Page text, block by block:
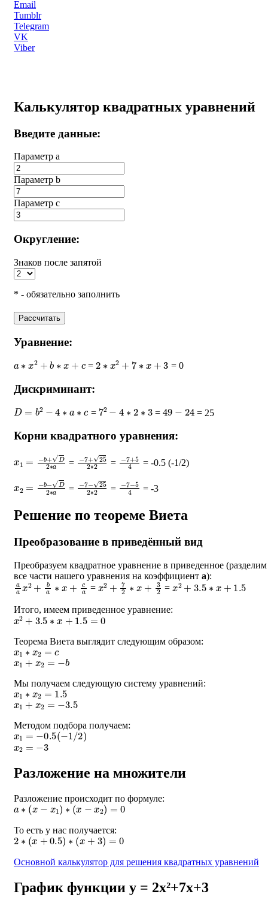
Email
Tumblr
Telegram
VK
Viber
Калькулятор квадратных уравнений
Введите данные:
Параметр a
Параметр b
Параметр с
Округление:
Знаков после запятой
* - обязательно заполнить
Рассчитать
Уравнение:
2 b ∗ = 2 2 + ∗ = 0
Дискриминант:
D= 2− a = 72 ∗ 2∗ = 49 24 = 25
Корни квадратного уравнения:
+ D2∗ = 7+ 252 = 7 +5 = -0.5 (-1/2)
b−D2∗ = −7−252 2
= −7−5 = -3
Решение по теореме Виета
Преобразование в приведённый вид
Преобразуем квадратное уравнение в приведенное (разделим
все части нашего уравнения на коэффициент a):
aax2+ba∗x+ca = x2+72∗x+32 =x2+3.5∗x 1.5
Итого, имеем приведенное уравнение:
x2+3.5∗x+1.5=0
Теорема Виета выглядит следующим образом:
x1∗x2= c
x1 + x2 =− b
Мы получаем следующую систему уравнений:
x1∗x2=1.5
x1 + x2 =− 3.5
Методом подбора получаем:
x1=−0.5(−1/2)
x2 =−
Разложение на множители
Разложение происходит по формуле:
a ∗(x−x1)∗ (x−x2)=0
То есть у нас получается:
2∗(x+0.5)∗ (x+3)=0
Основной калькулятор для решения квадратных уравнений
График функции y = 2x²+7x+3